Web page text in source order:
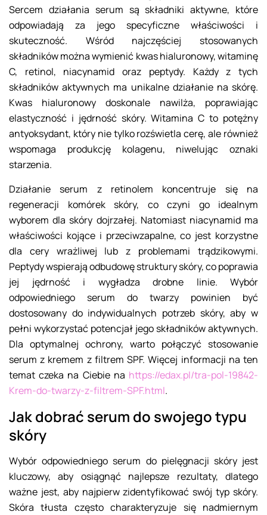
Sercem działania serum są składniki aktywne, które
odpowiadają za jego specyficzne właściwości i
skuteczność. Wśród najczęściej stosowanych
składników można wymienić kwas hialuronowy, witaminę
C, retinol, niacynamid oraz peptydy. Każdy z tych
składników aktywnych ma unikalne działanie na skórę.
Kwas hialuronowy doskonale nawilża, poprawiając
elastyczność i jędrność skóry. Witamina C to potężny
antyoksydant, który nie tylko rozświetla cerę, ale również
wspomaga produkcję kolagenu, niwelując oznaki
starzenia.
Działanie serum z retinolem koncentruje się na
regeneracji komórek skóry, co czyni go idealnym
wyborem dla skóry dojrzałej. Natomiast niacynamid ma
właściwości kojące i przeciwzapalne, co jest korzystne
dla cery wrażliwej lub z problemami trądzikowymi.
Peptydy wspierają odbudowę struktury skóry, co poprawia
jej jędrność i wygładza drobne linie. Wybór
odpowiedniego serum do twarzy powinien być
dostosowany do indywidualnych potrzeb skóry, aby w
pełni wykorzystać potencjał jego składników aktywnych.
Dla optymalnej ochrony, warto połączyć stosowanie
serum z kremem z filtrem SPF. Więcej informacji na ten
temat czeka na Ciebie na https://edax.pl/tra-pol-19842-
Krem-do-twarzy-z-filtrem-SPF.html.
Jak dobrać serum do swojego typu
skóry
Wybór odpowiedniego serum do pielęgnacji skóry jest
kluczowy, aby osiągnąć najlepsze rezultaty, dlatego
ważne jest, aby najpierw zidentyfikować swój typ skóry.
Skóra tłusta często charakteryzuje się nadmiernym